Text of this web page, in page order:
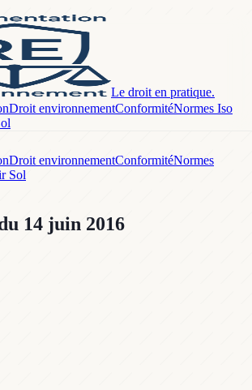
Le droit en pratique.
Droit environnementConformitéNormes Iso
Droit environnementConformitéNormes
Sol
14 juin 2016